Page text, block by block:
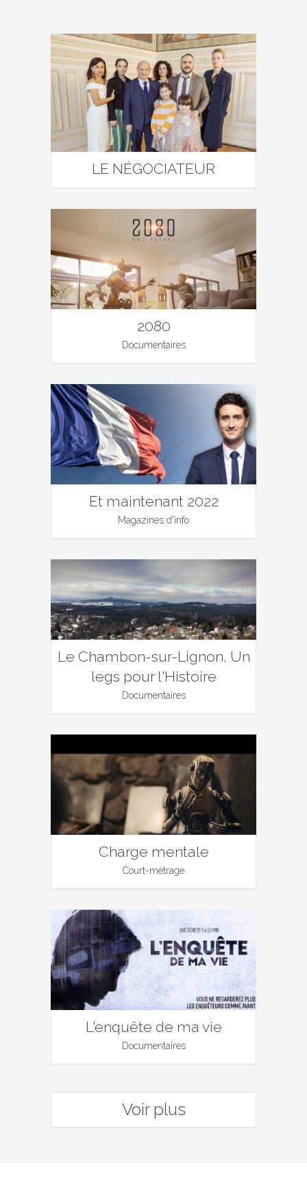
LE NÉGOCIATEUR
2080
Documentaires
Et maintenant 2022
Magazines d'info
Le Chambon-sur-Lignon, Un
legs pour l'Histoire
Documentaires
Charge mentale
Court-métrage
L'enquête de ma vie
Documentaires
Voir plus